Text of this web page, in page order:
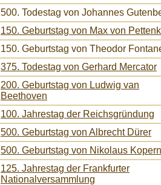
500. Todestag von Johannes
150. Geburtstag von Max von
150. Geburtstag von Theodor
375. Todestag von Gerhard Mercator
200. Geburtstag von Ludwig van
Beethoven
100. Jahrestag der Reichsgründung
500. Geburtstag von Albrecht Dürer
500. Geburtstag von Nikolaus
125. Jahrestag der Frankfurter
Nationalversammlung